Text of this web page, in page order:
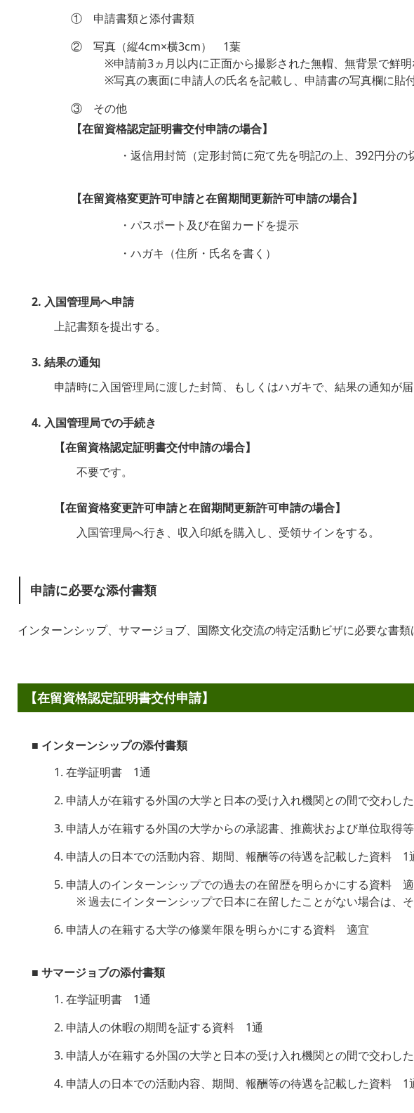
① 申請書類と添付書類
② 写真（縦4cm×横3cm） 1葉
※申請前3ヵ月以内に正面から撮影された無帽、無背景で鮮明
※写真の裏面に申請人の氏名を記載し、申請書の写真欄に貼付
③ その他
【在留資格認定証明書交付申請の場合】
・返信用封筒（定形封筒に宛て先を明記の上、392円分
【在留資格変更許可申請と在留期間更新許可申請の場合】
・パスポート及び在留カードを提示
・ハガキ（住所・氏名を書く）
2. 入国管理局へ申請
上記書類を提出する。
3. 結果の通知
申請時に入国管理局に渡した封筒、もしくはハガキで、結果の通知が届
4. 入国管理局での手続き
【在留資格認定証明書交付申請の場合】
不要です。
【在留資格変更許可申請と在留期間更新許可申請の場合】
入国管理局へ行き、収入印紙を購入し、受領サインをする。
申請に必要な添付書類
インターンシップ、サマージョブ、国際文化交流の特定活動ビザに必要な書
【在留資格認定証明書交付申請】
■ インターンシップの添付書類
1. 在学証明書 1通
2. 申請人が在籍する外国の大学と日本の受け入れ機関との間で交わ
3. 申請人が在籍する外国の大学からの承認書、推薦状および単位取
4. 申請人の日本での活動内容、期間、報酬等の待遇を記載した資料 1
5. 申請人のインターンシップでの過去の在留歴を明らかにする資料
※ 過去にインターンシップで日本に在留したことがない場合は、
6. 申請人の在籍する大学の修業年限を明らかにする資料 適宜
■ サマージョブの添付書類
1. 在学証明書 1通
2. 申請人の休暇の期間を証する資料 1通
3. 申請人が在籍する外国の大学と日本の受け入れ機関との間で交わし
4. 申請人の日本での活動内容、期間、報酬等の待遇を記載した資料 1